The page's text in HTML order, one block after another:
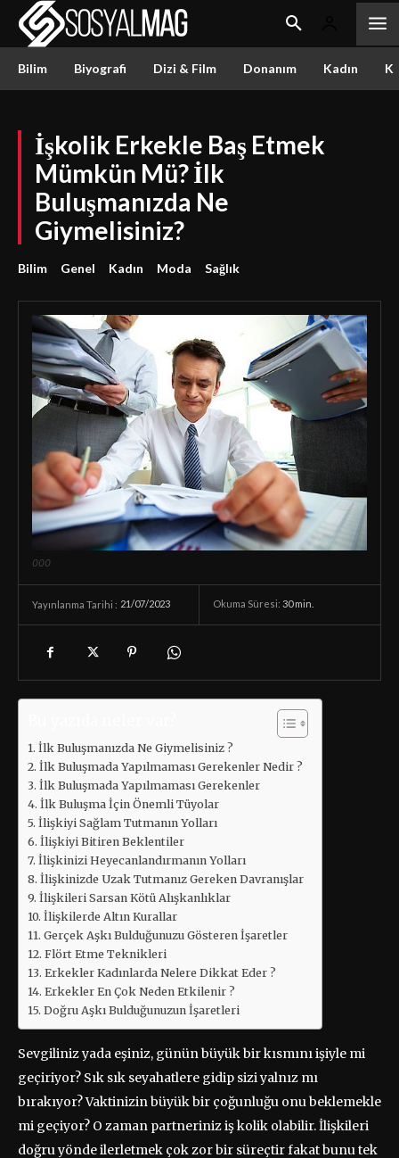
Bilim Biyografi Dizi & Film Donanım Kadın
İşkolik Erkekle Baş Etmek
Mümkün Mü? İlk
Buluşmanızda Ne
Giymelisiniz?
Bilim Genel Kadın Moda Sağlık
000
Yayınlanma Tarihi : 21/07/2023 Okuma Süresi: 30min.
İlk Buluşmanızda Ne Giymelisiniz ?
İlk Buluşmada Yapılmaması Gerekenler Nedir ?
İlk Buluşmada Yapılmaması Gerekenler
İlk Buluşma İçin Önemli Tüyolar
İlişkiyi Sağlam Tutmanın Yolları
İlişkiyi Bitiren Beklentiler
İlişkinizi Heyecanlandırmanın Yolları
İlişkinizde Uzak Tutmanız Gereken Davranışlar
İlişkileri Sarsan Kötü Alışkanlıklar
İlişkilerde Altın Kurallar
Gerçek Aşkı Bulduğunuzu Gösteren İşaretler
Flört Etme Teknikleri
Erkekler Kadınlarda Nelere Dikkat Eder ?
Erkekler En Çok Neden Etkilenir ?
Doğru Aşkı Bulduğunuzun İşaretleri
Sevgiliniz yada eşiniz, günün büyük bir kısmını işiyle mi
geçiriyor? Sık sık seyahatlere gidip sizi yalnız mı
bırakıyor? Vaktinizin büyük bir çoğunluğu onu beklemekle
mi geçiyor? O zaman partneriniz iş kolik olabilir. İlişkileri
doğru yönde ilerletmek çok zor bir süreçtir fakat bunu tek